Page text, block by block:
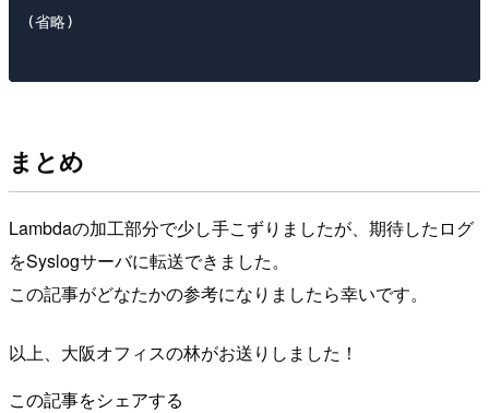
(省略)
まとめ
Lambdaの加工部分で少し手こずりましたが、期待したログ
をSyslogサーバに転送できました。
この記事がどなたかの参考になりましたら幸いです。
以上、大阪オフィスの林がお送りしました！
この記事をシェアする